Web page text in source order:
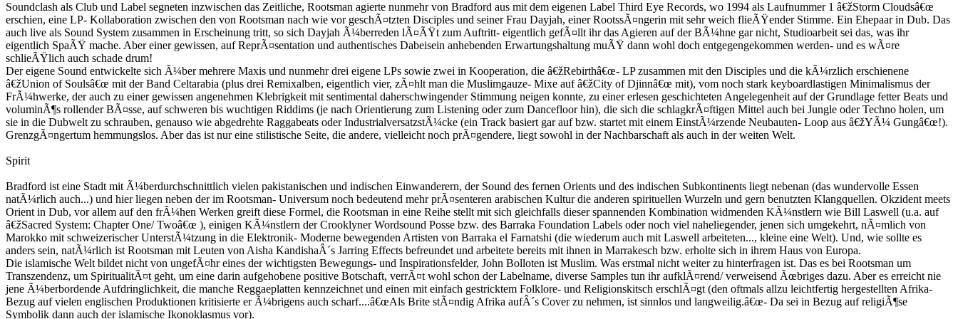
Soundclash als Club und Label segneten inzwischen das Zeitliche, Rootsman agierte nunmehr von Bradford aus mit dem eigenen Label Third Eye Records, wo 1994 als Laufnummer 1 â€žStorm Cloudsâ€œ
erschien, eine LP- Kollaboration zwischen den von Rootsman nach wie vor geschÃ¤tzten Disciples und seiner Frau Dayjah, einer RootssÃ¤ngerin mit sehr weich flieÃŸender Stimme. Ein Ehepaar in Dub. Das
auch live als Sound System zusammen in Erscheinung tritt, so sich Dayjah Ã¼berreden lÃ¤ÃŸt zum Auftritt- eigentlich gefÃ¤llt ihr das Agieren auf der BÃ¼hne gar nicht, Studioarbeit sei das, was ihr
eigentlich SpaÃŸ mache. Aber einer gewissen, auf ReprÃ¤sentation und authentisches Dabeisein anhebenden Erwartungshaltung muÃŸ dann wohl doch entgegengekommen werden- und es wÃ¤re
schlieÃŸlich auch schade drum!
Der eigene Sound entwickelte sich Ã¼ber mehrere Maxis und nunmehr drei eigene LPs sowie zwei in Kooperation, die â€žRebirthâ€œ- LP zusammen mit den Disciples und die kÃ¼rzlich erschienene
â€žUnion of Soulsâ€œ mit der Band Celtarabia (plus drei Remixalben, eigentlich vier, zÃ¤hlt man die Muslimgauze- Mixe auf â€žCity of Djinnâ€œ mit), vom noch stark keyboardlastigen Minimalismus der
FrÃ¼hwerke, der auch zu einer gewissen angenehmen Klebrigkeit mit sentimental daherschwingender Stimmung neigen konnte, zu einer erlesen geschichteten Angelegenheit auf der Grundlage fetter Beats und
voluminÃ¶s rollender BÃ¤sse, auf schweren bis wuchtigen Riddims (je nach Orientierung zum Listening oder zum Dancefloor hin), die sich die schlagkrÃ¤ftigen Mittel auch bei Jungle oder Techno holen, um
sie in die Dubwelt zu schrauben, genauso wie abgedrehte Raggabeats oder IndustrialversatzstÃ¼cke (ein Track basiert gar auf bzw. startet mit einem EinstÃ¼rzende Neubauten- Loop aus â€žYÃ¼ Gungâ€œ!).
GrenzgÃ¤ngertum hemmungslos. Aber das ist nur eine stilistische Seite, die andere, vielleicht noch prÃ¤gendere, liegt sowohl in der Nachbarschaft als auch in der weiten Welt.
Spirit
Bradford ist eine Stadt mit Ã¼berdurchschnittlich vielen pakistanischen und indischen Einwanderern, der Sound des fernen Orients und des indischen Subkontinents liegt nebenan (das wundervolle Essen
natÃ¼rlich auch...) und hier liegen neben der im Rootsman- Universum noch bedeutend mehr prÃ¤senteren arabischen Kultur die anderen spirituellen Wurzeln und gern benutzten Klangquellen. Okzident meets
Orient in Dub, vor allem auf den frÃ¼hen Werken greift diese Formel, die Rootsman in eine Reihe stellt mit sich gleichfalls dieser spannenden Kombination widmenden KÃ¼nstlern wie Bill Laswell (u.a. auf
â€žSacred System: Chapter One/ Twoâ€œ ), einigen KÃ¼nstlern der Crooklyner Wordsound Posse bzw. des Barraka Foundation Labels oder noch viel naheliegender, jenen sich umgekehrt, nÃ¤mlich von
Marokko mit schweizerischer UnterstÃ¼tzung in die Elektronik- Moderne bewegenden Artisten von Barraka el Farnatshi (die wiederum auch mit Laswell arbeiteten..., kleine eine Welt). Und, wie sollte es
anders sein, natÃ¼rlich ist Rootsman mit Leuten von Aisha KandishaÂ´s Jarring Effects befreundet und arbeitete bereits mit ihnen in Marrakesch bzw. erholte sich in ihrem Haus von Europa.
Die islamische Welt bildet nicht von ungefÃ¤hr eines der wichtigsten Bewegungs- und Inspirationsfelder, John Bolloten ist Muslim. Was erstmal nicht weiter zu hinterfragen ist. Das es bei Rootsman um
Transzendenz, um SpiritualitÃ¤t geht, um eine darin aufgehobene positive Botschaft, verrÃ¤t wohl schon der Labelname, diverse Samples tun ihr aufklÃ¤rend/ verweisend Ãœbriges dazu. Aber es erreicht nie
jene Ã¼berbordende Aufdringlichkeit, die manche Reggaeplatten kennzeichnet und einen mit einfach gestricktem Folklore- und Religionskitsch erschlÃ¤gt (den oftmals allzu leichtfertig hergestellten Afrika-
Bezug auf vielen englischen Produktionen kritisierte er Ã¼brigens auch scharf....â€œAls Brite stÃ¤ndig Afrika aufÂ´s Cover zu nehmen, ist sinnlos und langweilig.â€œ- Da sei in Bezug auf religiÃ¶se
Symbolik dann auch der islamische Ikonoklasmus vor).